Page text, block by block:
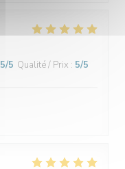
5/5 Qualité / Prix : 5/5